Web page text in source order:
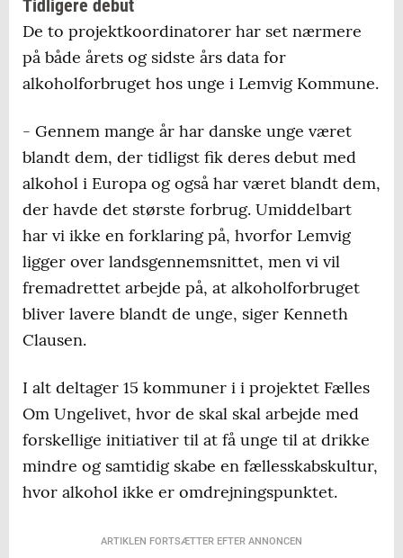
Tidligere debut
De to projektkoordinatorer har set nærmere
på både årets og sidste års data for
alkoholforbruget hos unge i Lemvig Kommune.
- Gennem mange år har danske unge været
blandt dem, der tidligst fik deres debut med
alkohol i Europa og også har været blandt dem,
der havde det største forbrug. Umiddelbart
har vi ikke en forklaring på, hvorfor Lemvig
ligger over landsgennemsnittet, men vi vil
fremadrettet arbejde på, at alkoholforbruget
bliver lavere blandt de unge, siger Kenneth
Clausen.
I alt deltager 15 kommuner i i projektet Fælles
Om Ungelivet, hvor de skal skal arbejde med
forskellige initiativer til at få unge til at drikke
mindre og samtidig skabe en fællesskabskultur,
hvor alkohol ikke er omdrejningspunktet.
ARTIKLEN FORTSÆTTER EFTER ANNONCEN